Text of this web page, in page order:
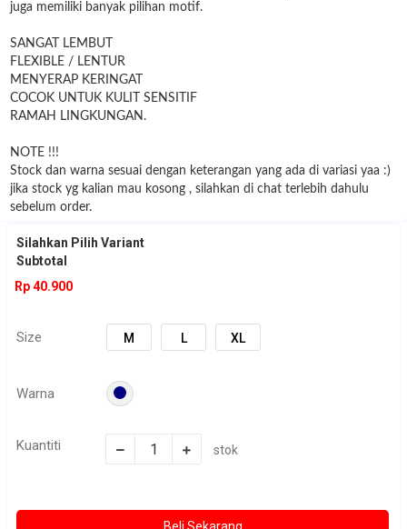
juga memiliki banyak pilihan motif.
SANGAT LEMBUT
FLEXIBLE / LENTUR
MENYERAP KERINGAT
COCOK UNTUK KULIT SENSITIF
RAMAH LINGKUNGAN.
NOTE !!!
Stock dan warna sesuai dengan keterangan yang ada di variasi yaa :)
jika stock yg kalian mau kosong , silahkan di chat terlebih dahulu
sebelum order.
Silahkan Pilih Variant
Subtotal
Rp 40.900
Size M L XL
Warna
Kuantiti stok